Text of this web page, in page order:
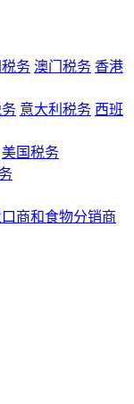
务 澳门税务 香港
意大利税务 西班
美国税务
商和食物分销商